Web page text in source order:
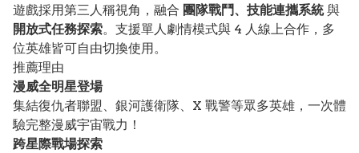
遊戲採用第三人稱視角，融合 團隊戰鬥、技能連攜系統與
開放式任務探索。支援單人劇情模式與 4 人線上合作，多
位英雄皆可自由切換使用。
推薦理由
漫威全明星登場
集結復仇者聯盟、銀河護衛隊、X 戰警等眾多英雄，一次體
驗完整漫威宇宙戰力！
跨星際戰場探索